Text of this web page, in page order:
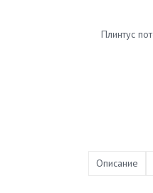
Описание